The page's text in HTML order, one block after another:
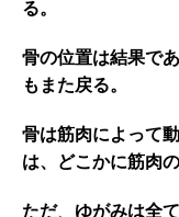
る。
骨の位置は結果で
もまた戻る。
骨は筋肉によって
は、どこかに筋肉
ただ、 ゆがみは全